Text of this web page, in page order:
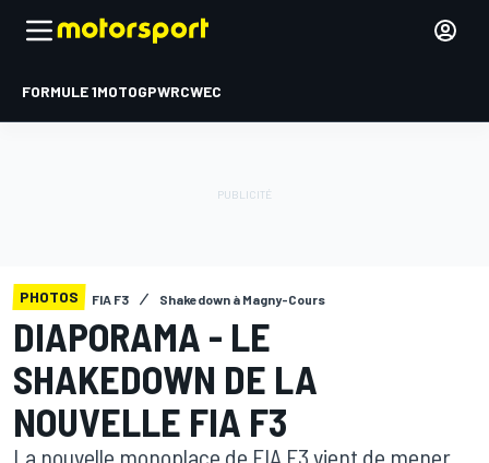
FORMULE 1MOTOGPWRCWEC
PHOTOS FIA F3 Shakedown à Magny-Cours
DIAPORAMA - LE
SHAKEDOWN DE LA
NOUVELLE FIA F3
La nouvelle monoplace de FIA F3 vient de mener